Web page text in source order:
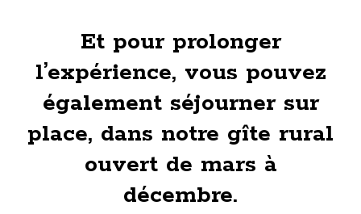
Et pour prolonger
l’expérience, vous pouvez
également séjourner sur
place, dans notre gîte rural
ouvert de mars à
décembre.